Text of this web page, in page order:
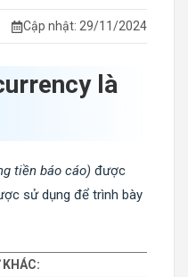
Cập nhật: 29/11/2024
là
tiền báo cáo) được
sử dụng để trình bày